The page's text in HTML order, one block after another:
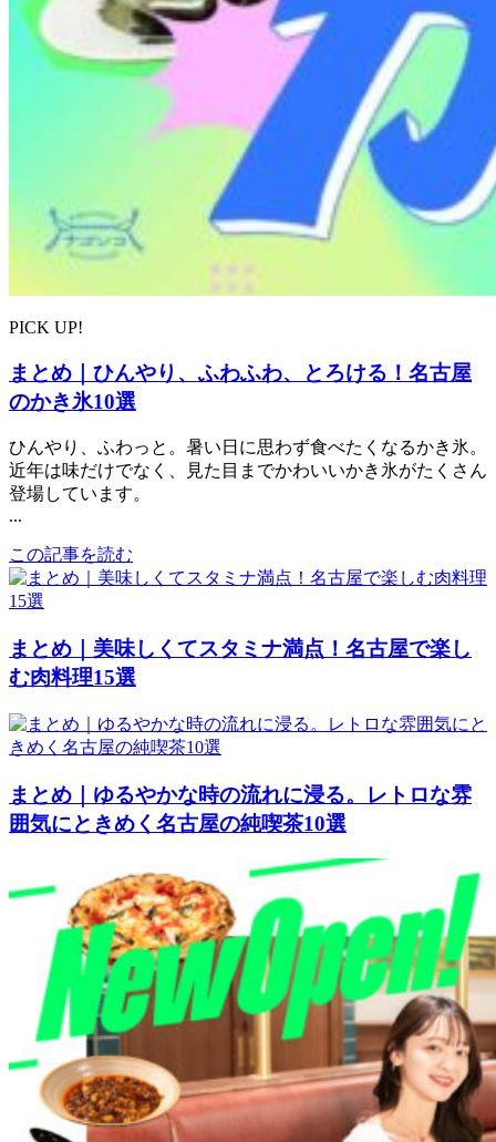
PICK UP!
まとめ｜ひんやり、ふわふわ、とろける！名古屋
のかき氷10選
ひんやり、ふわっと。暑い日に思わず食べたくなるかき氷。
近年は味だけでなく、見た目までかわいいかき氷がたくさん
登場しています。
...
この記事を読む
まとめ｜美味しくてスタミナ満点！名古屋で楽し
む肉料理15選
まとめ｜ゆるやかな時の流れに浸る。レトロな雰
囲気にときめく名古屋の純喫茶10選